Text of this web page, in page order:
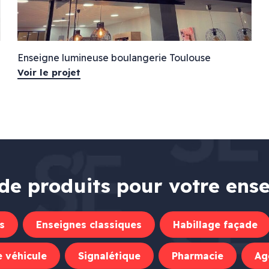
plexiglas
Enseignes lumineuses
Enseigne lumineuse boulangerie Toulouse
Voir le projet
produits pour votre
Enseignes classiques Habillage façade
véhicule Signalétique Pharmacie